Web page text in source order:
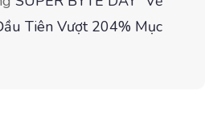
Tiên Vượt 204% Mục